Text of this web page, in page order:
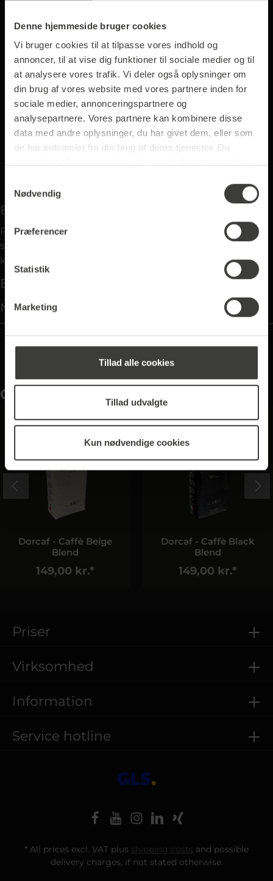
Denne hjemmeside bruger cookies
Vi bruger cookies til at tilpasse vores indhold og
annoncer, til at vise dig funktioner til sociale medier og til
at analysere vores trafik. Vi deler også oplysninger om
din brug af vores website med vores partnere inden for
sociale medier, annonceringspartnere og
analysepartnere. Vores partnere kan kombinere disse
data med andre oplysninger, du har givet dem, eller som
de har indsamlet fra din brug af deres tjenester. Du
Nødvendig
Præferencer
Statistik
Marketing
Tillad alle cookies
Tillad udvalgte
Kun nødvendige cookies
Pose (r)
Tilføj til indkøbskurven
Produktnummer
4990
Beskrivelse
På grund af den store andel af Robusta-bønner
smager denne espresso særligt intenst med en syrlig
karakter. Den smager godt…
Egenskaber
Næringsværdier
Ofte købt sammen
Dorcaf - Caffè Beige
Blend
149,00 kr.*
Dorcaf - Caffè Black
Blend
149,00 kr.*
Priser
Service hotline
Virksomhed
Information
* All prices excl. VAT plus shipping costs and possible
delivery charges, if not stated otherwise.